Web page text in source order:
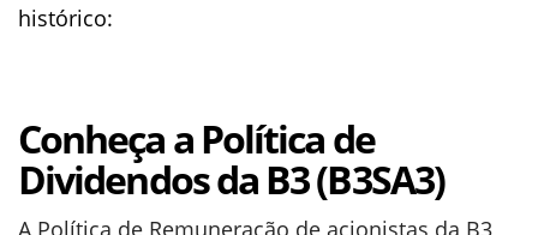
histórico:
Conheça a Política de
Dividendos da B3 (B3SA3)
A Política de Remuneração de acionistas da B3